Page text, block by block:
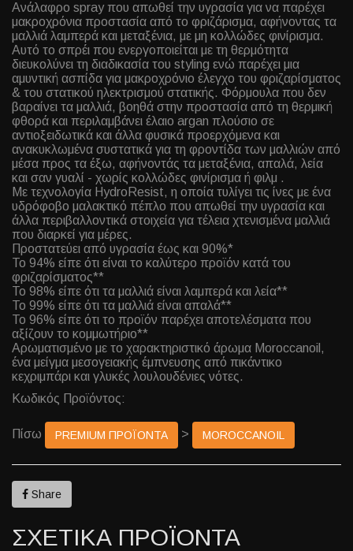
Ανάλαφρο spray που απωθεί την υγρασία για να παρέχει
μακροχρόνια προστασία από το φριζάρισμα, αφήνοντας τα
μαλλιά λαμπερά και μεταξένια, με μη κολλώδες φινίρισμα.
Αυτό το σπρέι που ενεργοποιείται με τη θερμότητα
διευκολύνει τη διαδικασία του styling ενώ παρέχει μια
αμυντική ασπίδα για μακροχρόνιο έλεγχο του φριζαρίσματος
& του στατικού ηλεκτρισμού στατικής. Φόρμουλα που δεν
βαραίνει τα μαλλιά, βοηθά στην προστασία από τη θερμική
φθορά και περιλαμβάνει έλαιο argan πλούσιο σε
αντιοξειδωτικά και άλλα φυσικά προερχόμενα και
ανακυκλωμένα συστατικά για τη φροντίδα των μαλλιών από
μέσα προς τα έξω, αφήνοντάς τα μεταξένια, απαλά, λεία
και σαν γυαλί - χωρίς κολλώδες φινίρισμα ή φιλμ .
Με τεχνολογία HydroResist, η οποία τυλίγει τις ίνες με ένα
υδρόφοβο μαλακτικό πέπλο που απωθεί την υγρασία και
άλλα περιβαλλοντικά στοιχεία για τέλεια χτενισμένα μαλλιά
που διαρκεί για μέρες.
Προστατεύει από υγρασία έως και 90%*
Το 94% είπε ότι είναι το καλύτερο προϊόν κατά του
φριζαρίσματος**
Το 98% είπε ότι τα μαλλιά είναι λαμπερά και λεία**
Το 99% είπε ότι τα μαλλιά είναι απαλά**
Το 96% είπε ότι το προϊόν παρέχει αποτελέσματα που
αξίζουν το κομμωτήριο**
Αρωματισμένο με το χαρακτηριστικό άρωμα Moroccanoil,
ένα μείγμα μεσογειακής έμπνευσης από πικάντικο
κεχριμπάρι και γλυκές λουλουδένιες νότες.
Κωδικός Προϊόντος:
Πίσω PREMIUM ΠΡΟΪΟΝΤΑ > MOROCCANOIL
Share
ΣΧΕΤΙΚΑ ΠΡΟΪΟΝΤΑ